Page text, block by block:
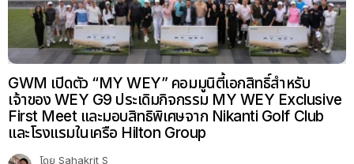
GWM เปิดตัว “MY WEY” คอมมูนิตี้เอกสิทธิ์สำหรับ
เจ้าของ WEY G9 ประเดิมกิจกรรม MY WEY Exclusive
First Meet และมอบสิทธิพิเศษจาก Nikanti Golf Club
และโรงแรมในเครือ Hilton Group
โดย Sahakrit S